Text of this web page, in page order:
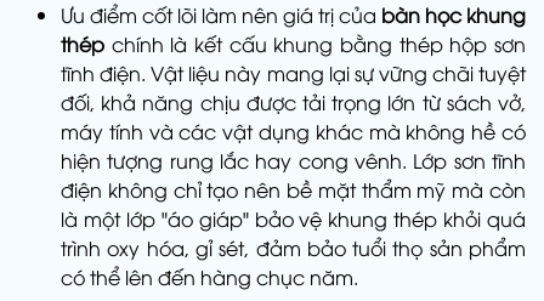
Ưu điểm cốt lõi làm nên giá trị của bàn học khung
thép chính là kết cấu khung bằng thép hộp sơn
tĩnh điện. Vật liệu này mang lại sự vững chãi tuyệt
đối, khả năng chịu được tải trọng lớn từ sách vở,
máy tính và các vật dụng khác mà không hề có
hiện tượng rung lắc hay cong vênh. Lớp sơn tĩnh
điện không chỉ tạo nên bề mặt thẩm mỹ mà còn
là một lớp "áo giáp" bảo vệ khung thép khỏi quá
trình oxy hóa, gỉ sét, đảm bảo tuổi thọ sản phẩm
có thể lên đến hàng chục năm.